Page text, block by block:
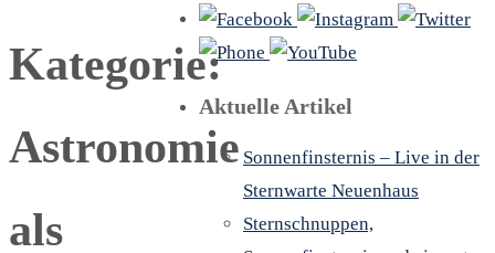
Kategorie:
Astronomie
als
Aktuelle Artikel
Sonnenfinsternis – Live in der
Sternwarte Neuenhaus
Sternschnuppen,